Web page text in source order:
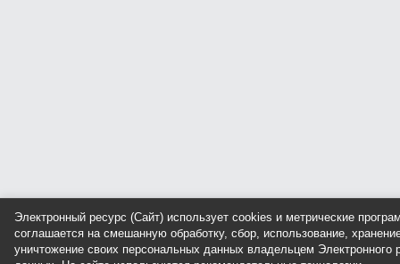
Электронный ресурс (Сайт) использует cookies и метрические
соглашается на смешанную обработку, сбор, использование,
уничтожение своих персональных данных владельцем Электронного